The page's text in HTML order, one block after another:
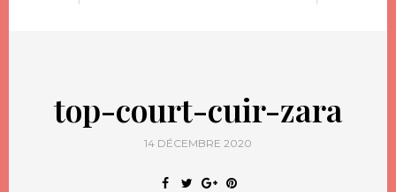
top-court-cuir-zara
14 DÉCEMBRE 2020